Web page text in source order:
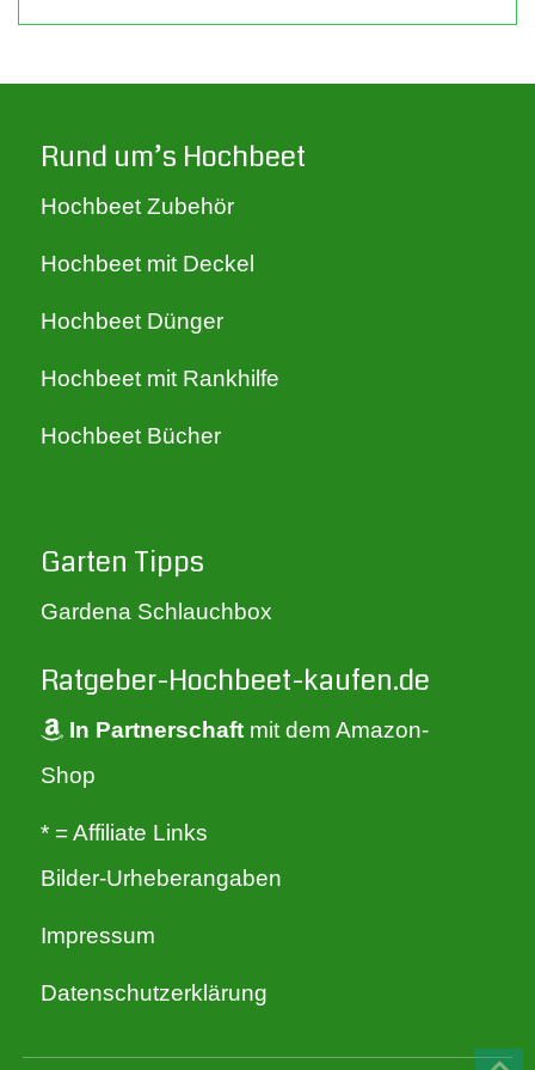
Rund um’s Hochbeet
Hochbeet Zubehör
Hochbeet mit Deckel
Hochbeet Dünger
Hochbeet mit Rankhilfe
Hochbeet Bücher
Garten Tipps
Gardena Schlauchbox
Ratgeber-Hochbeet-kaufen.de
In Partnerschaft mit dem Amazon-
Shop
* = Affiliate Links
Bilder-Urheberangaben
Impressum
Datenschutzerklärung